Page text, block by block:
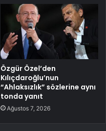
Özgür Özel’den
Kılıçdaroğlu’nun
“Ahlaksızlık” sözlerine aynı
tonda yanıt
Ağustos 7, 2026